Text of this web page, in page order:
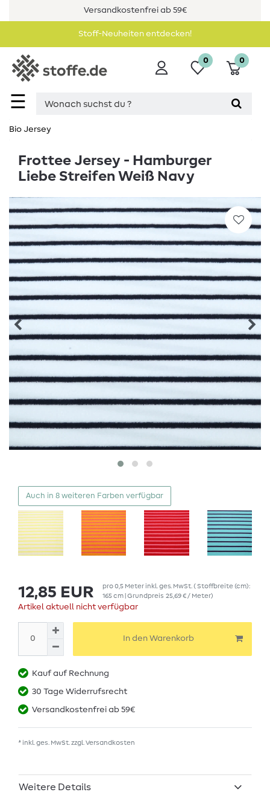
Versandkostenfrei ab 59€
Stoff-Neuheiten entdecken!
☰
0 0
Bio Jersey
Frottee Jersey - Hamburger
Liebe Streifen Weiß Navy
Auch in 8 weiteren Farben verfügbar
12,85 EUR pro0,5 Meterinkl. ges. MwSt. ( Stoffbreite (cm):
165 cm | Grundpreis 25,69 € / Meter)
Artikel aktuell nicht verfügbar
In den Warenkorb
Kauf auf Rechnung
30 Tage Widerrufsrecht
Versandkostenfrei ab 59€
* inkl. ges. MwSt. zzgl. Versandkosten
Weitere Details